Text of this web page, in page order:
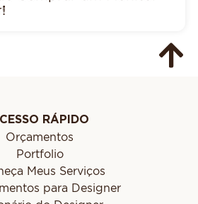
RÁPIDO
Orçamentos
Portfolio
Meus Serviços
para Designer